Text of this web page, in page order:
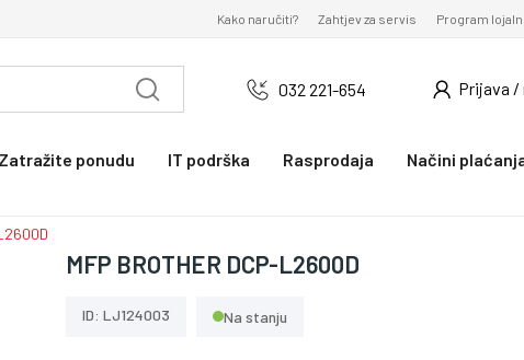
Kako naručiti? Zahtjev za servis Program
032 221-654 Prijava
Zatražite ponudu IT podrška Rasprodaja Načini
MFP BROTHER DCP-L2600D
ID: LJ124003 Na stanju